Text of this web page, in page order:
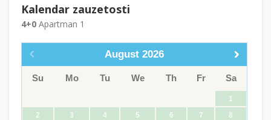
Kalendar zauzetosti
4+0 Apartman 1
August 2026
Su Mo Tu We Th Fr Sa
1
2
3 4 5 6 7
8